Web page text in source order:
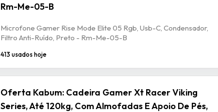
Rm-Me-05-B
Microfone Gamer Rise Mode Elite 05 Rgb, Usb-C, Condensador,
Filtro Anti-Ruído, Preto - Rm-Me-05-B
413 usados hoje
Oferta Kabum: Cadeira Gamer Xt Racer Viking
Series, Até 120kg, Com Almofadas E Apoio De Pés,